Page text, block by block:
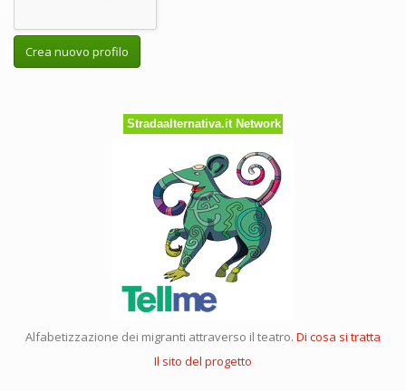
Crea nuovo profilo
Stradaalternativa.it Network
Alfabetizzazione dei migranti attraverso il teatro. Di cosa si tratta
Il sito del progetto